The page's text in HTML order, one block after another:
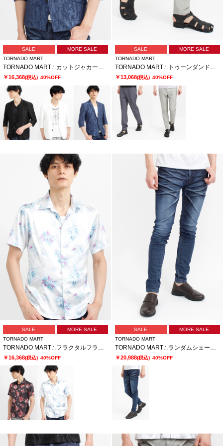
SALE
MORE SALE
TORNADO MART
TORNADO MART∴カットジャカード7分袖ジャケット
￥16,368(税込) 40%OFF
SALE
MORE SALE
TORNADO MART
TORNADO MART∴トゥーンダンドライ5PKパンツ
￥13,068(税込) 40%OFF
SALE
MORE SALE
TORNADO MART
￥16,368(税込) 40%OFF
SALE
MORE SALE
TORNADO MART
￥20,988(税込) 40%OFF